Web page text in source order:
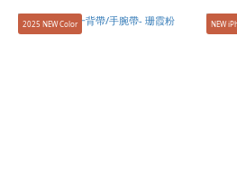
2025 NEW Color NEW